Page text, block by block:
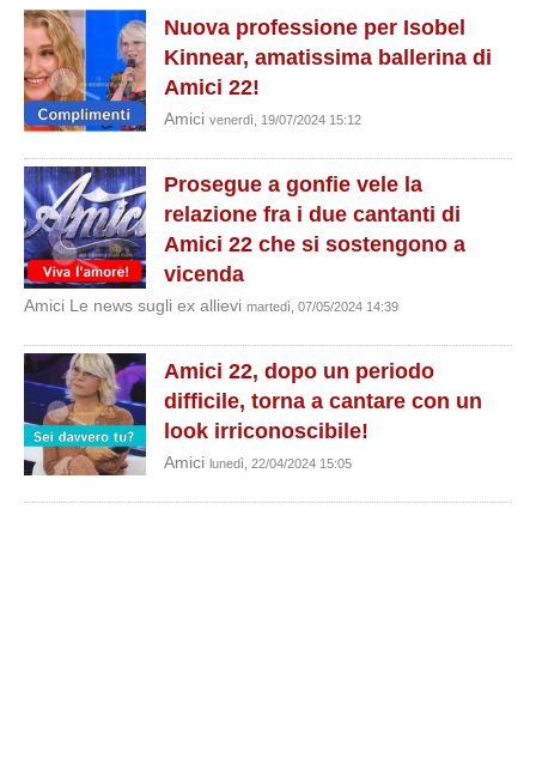
Nuova professione per Isobel
Kinnear, amatissima ballerina di
Amici 22!
Amici venerdì, 19/07/2024 15:12
Prosegue a gonfie vele la
relazione fra i due cantanti di
Amici 22 che si sostengono a
vicenda
Amici Le news sugli ex allievi martedì, 07/05/2024 14:39
Amici 22, dopo un periodo
difficile, torna a cantare con un
look irriconoscibile!
Amici lunedì, 22/04/2024 15:05